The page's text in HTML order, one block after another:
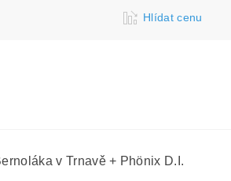
Hlídat cenu
v Trnavě + Phönix D.I.